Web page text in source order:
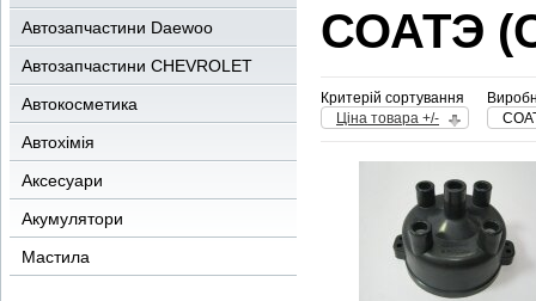
Автозапчастини Daewoo
Автозапчастини CHEVROLET
Автокосметика
Автохімія
Аксесуари
Акумулятори
Мастила
СОАТЭ
Критерій сортування
Ціна товара +/-